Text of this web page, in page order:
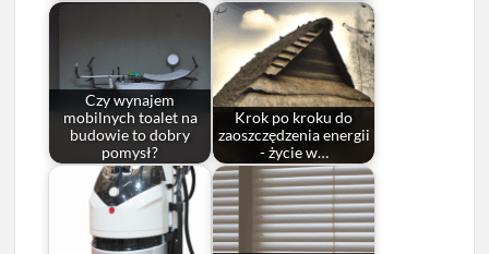
Czy wynajem
mobilnych toalet na
budowie to dobry
pomysł?
Krok po kroku do
zaoszczędzenia energii
- życie w…